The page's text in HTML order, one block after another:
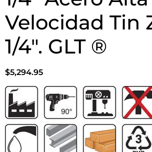
Avellanador
1/4″ Acero Alta
Velocidad Tin
1/4″. GLT ®
$ 5,294.95